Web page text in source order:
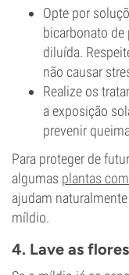
Opte por
bicarbonato de
diluída.
não causar
Realize os
a exposição
prevenir
Para proteger de
algumas plantas
ajudam
míldio.
4. Lave as